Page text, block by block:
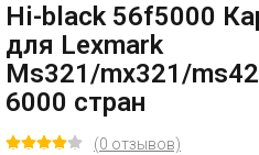
Hi-black 56f5000
для Lexmark
Ms321/mx321/
6000 стран
(0 отзывов)